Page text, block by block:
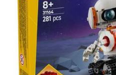
手工藝,文具,蠟筆,泥膠
娃娃, 芭比,收藏公仔
電子玩具
Play-Doh培樂多
Pokemon寶可夢
playpop
12~14歳
14歳以上